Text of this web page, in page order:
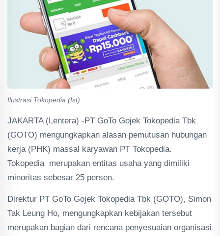
Ilustrasi Tokopedia (Ist)
JAKARTA (Lentera) -PT GoTo Gojek Tokopedia Tbk
(GOTO) mengungkapkan alasan pemutusan hubungan
kerja (PHK) massal karyawan PT Tokopedia.
Tokopedia merupakan entitas usaha yang dimiliki
minoritas sebesar 25 persen.
Direktur PT GoTo Gojek Tokopedia Tbk (GOTO), Simon
Tak Leung Ho, mengungkapkan kebijakan tersebut
merupakan bagian dari rencana penyesuaian organisasi